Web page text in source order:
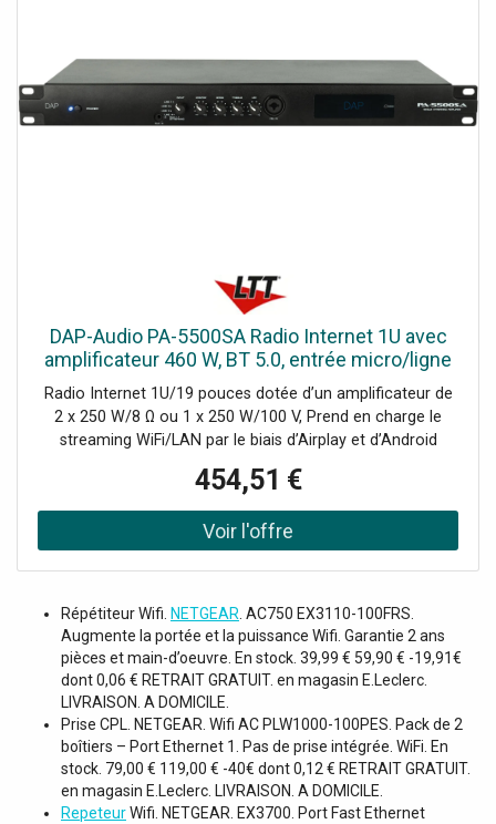
DAP-Audio PA-5500SA Radio Internet 1U avec
amplificateur 460 W, BT 5.0, entrée micro/ligne
et - Lecteur simple CD/DVD et MP3
Radio Internet 1U/19 pouces dotée d’un amplificateur de
2 x 250 W/8 Ω ou 1 x 250 W/100 V, Prend en charge le
streaming WiFi/LAN par le biais d’Airplay et d’Android
AAC+, ALAC, APE, FLAC, MP3 et WAV, BT 5.0 avec aptX
HD, Entrées auxiliaire et microphone à l’avant, 5 entrées de
ligne à l’arrière, Contrôle grâce à la télécommande et à
l’application 4stream, Écran OLED de 1,4 pouce, Le PA-
amplificateur de 460 W/100 V intégré et d’un lecteur
multimédia. Cet appareil prend en charge plusieurs
sources multimédias (sans fil) telles que le LAN, le WiFi et
l’USB compatible avec les formats AAC, AAC+, ALAC,
APE, FLAC, MP3 et WAV. Il dispose du BT 5.0 avec prise en
charge de la technologie aptX HD, de 5 entrées de ligne et
d’une entrée combinée TRS/XLR à l’avant pour les signaux
de microphone et de ligne. Il peut également être utilisé
comme point d’accès WiFi auquel d’autres appareils
peuvent se connecter. Son amplificateur de classe D
454,51 €
Répétiteur Wifi. NETGEAR . AC750 EX3110-100FRS.
Augmente la portée et la puissance Wifi. Garantie 2 ans
pièces et main-d’oeuvre. En stock. 39,99 € 59,90 € -19,91€
dont 0,06 € RETRAIT GRATUIT. en magasin E.Leclerc.
LIVRAISON. A DOMICILE.
Prise CPL. NETGEAR. Wifi AC PLW1000-100PES. Pack de 2
boîtiers – Port Ethernet 1. Pas de prise intégrée. WiFi. En
stock. 79,00 € 119,00 € -40€ dont 0,12 € RETRAIT GRATUIT.
en magasin E.Leclerc. LIVRAISON. A DOMICILE.
RepeteurWifi. NETGEAR. EX3700. Port Fast Ethernet